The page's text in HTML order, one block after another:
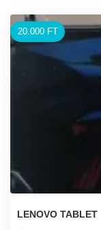
20.000 FT
LENOVO TABLET